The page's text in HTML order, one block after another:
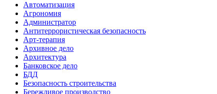
Автоматизация
Агрономия
Администратор
Антитеррористическая безопасность
Арт-терапия
Архивное дело
Архитектура
Банковское дело
БДД
Безопасность строительства
Бережливое производство